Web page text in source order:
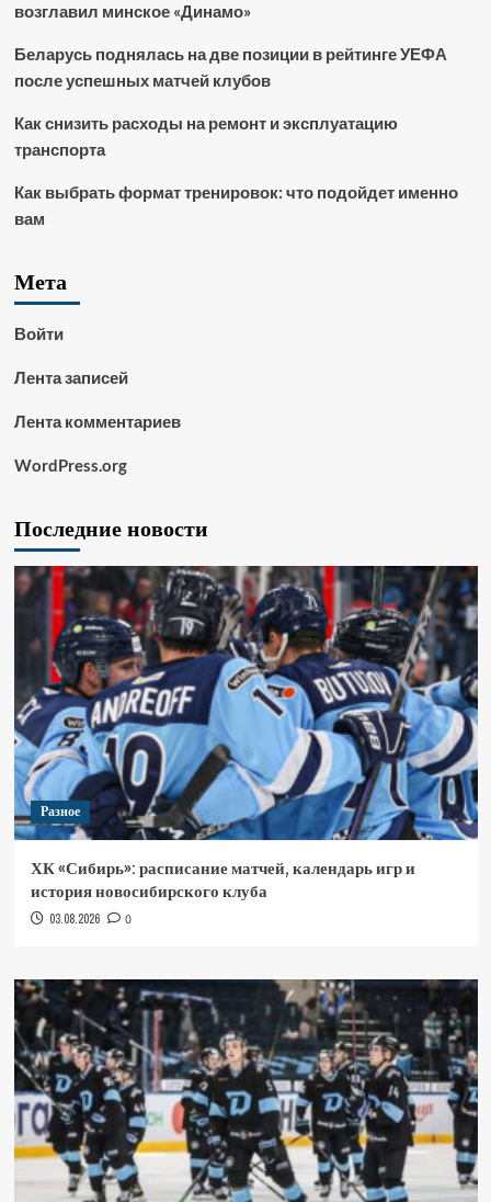
возглавил минское «Динамо»
Беларусь поднялась на две позиции в рейтинге УЕФА
после успешных матчей клубов
Как снизить расходы на ремонт и эксплуатацию
транспорта
Как выбрать формат тренировок: что подойдет именно
вам
Мета
Войти
Лента записей
Лента комментариев
WordPress.org
Последние новости
Разное
ХК «Сибирь»: расписание матчей, календарь игр и
история новосибирского клуба
03.08.2026 0